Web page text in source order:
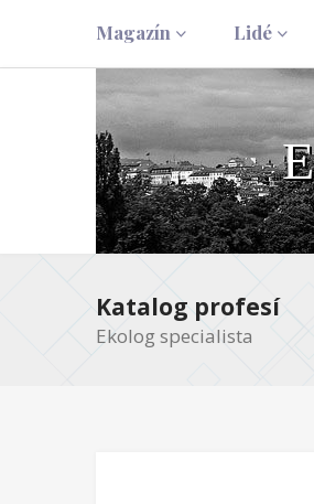
Magazín Lidé
Katalog profesí
Ekolog specialista